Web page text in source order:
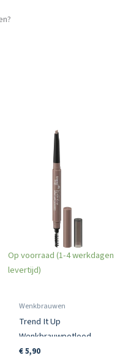
Op voorraad (1-4 werkdagen
levertijd)
Wenkbrauwen
Trend It Up
Wenkbrauwpotlood
Waterdrop Waterproof
€5,90